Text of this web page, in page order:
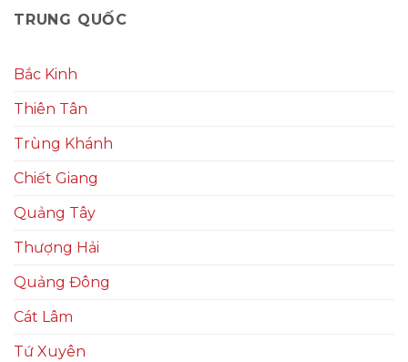
TRUNG QUỐC
Bắc Kinh
Thiên Tân
Trùng Khánh
Chiết Giang
Quảng Tây
Thượng Hải
Quảng Đông
Cát Lâm
Tứ Xuyên